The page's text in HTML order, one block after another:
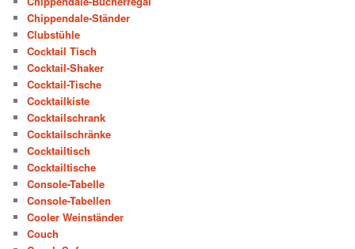
Chippendale-Ständer
Clubstühle
Cocktail Tisch
Cocktail-Shaker
Cocktail-Tische
Cocktailkiste
Cocktailschrank
Cocktailschränke
Cocktailtisch
Cocktailtische
Console-Tabelle
Console-Tabellen
Cooler Weinständer
Couch